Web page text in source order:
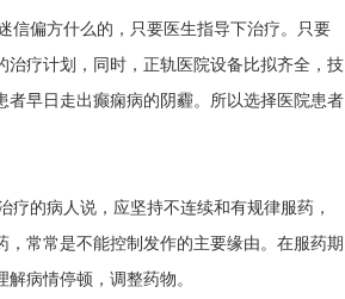
信偏方什么的，只要医生指导下治疗。只要
疗计划，同时，正轨医院设备比拟齐全，技
早日走出癫痫病的阴霾。所以选择医院患者
的病人说，应坚持不连续和有规律服药，
常常是不能控制发作的主要缘由。在服药期
病情停顿，调整药物。